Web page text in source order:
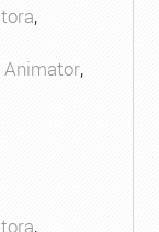
,
Animator,
,